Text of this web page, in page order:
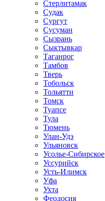
Стерлитамак
Судак
Сургут
Сусуман
Сызрань
Сыктывкар
Таганрог
Тамбов
Тверь
Тобольск
Тольятти
Томск
Туапсе
Тула
Тюмень
Улан-Удэ
Ульяновск
Усолье-Сибирское
Уссурийск
Усть-Илимск
Уфа
Ухта
Феодосия